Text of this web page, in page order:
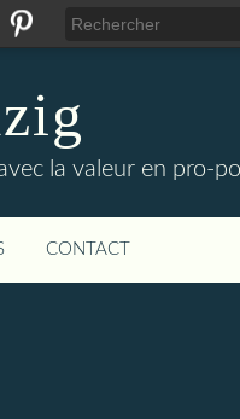
la valeur en pro-
CONTACT